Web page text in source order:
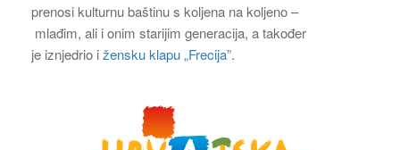
prenosi kulturnu baštinu s koljena na koljeno –
mlađim, ali i onim starijim generacija, a također
je iznjedrio ižensku klapu„Frecija”.